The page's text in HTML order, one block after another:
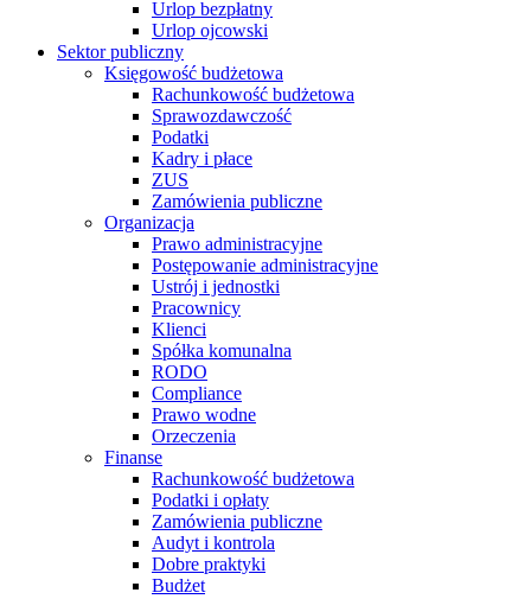
Urlop bezpłatny
Urlop ojcowski
Sektor publiczny
Księgowość budżetowa
Rachunkowość budżetowa
Sprawozdawczość
Podatki
Kadry i płace
ZUS
Zamówienia publiczne
Organizacja
Prawo administracyjne
Postępowanie administracyjne
Ustrój i jednostki
Pracownicy
Klienci
Spółka komunalna
RODO
Compliance
Prawo wodne
Orzeczenia
Finanse
Rachunkowość budżetowa
Podatki i opłaty
Zamówienia publiczne
Audyt i kontrola
Dobre praktyki
Budżet